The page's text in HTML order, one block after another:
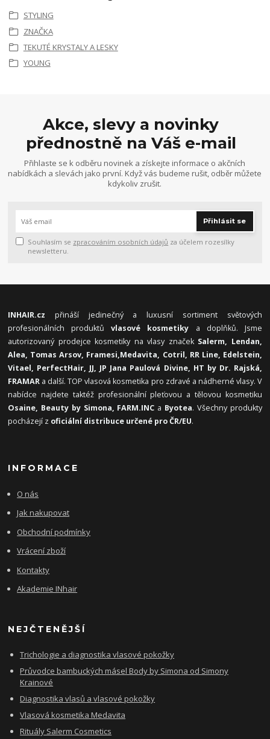
STYLING
ZNAČKA
TEKUTÉ KRYSTALY A LESKY
YOUNG
Akce, slevy a novinky
přednostně na Váš e-mail
Přihlaste se k odběru novinek a získejte informace o akčních
nabídkách a slevách jako první. Když vás budeme rušit, odběr můžete
kdykoliv zrušit.
Přihlásit se
Souhlasím se zpracováním osobních údajů za účelem rozesílky
newsletteru.
INHAIR.cz přináší jedinečný a luxusní sortiment světových
profesionálních produktůvlasové kosmetiky a doplňků. Jsme
autorizovaný prodejce kosmetiky na vlasy značek Salerm, Lendan,
Alea, Tomas Arsov, Framesi,Medavita, Cotril, RR Line, Edelstein,
Vitael, PerfectHair, JJ, JP Jana Paulová Divine, HT by Dr. Rajská,
FRAMAR a další. TOP vlasová kosmetika pro zdravé a nádherné vlasy. V
nabídce najdete taktéž profesionální pleťovou a tělovou kosmetiku
Osaine, Beauty by Simona, FARM.INC a Byotea. Všechny produkty
pocházejí z oficiální distribuce určené pro ČR/EU.
INFORMACE
O nás
Jak nakupovat
Obchodní podmínky
Vrácení zboží
Kontakty
Akademie INhair
NEJČTENĚJŠÍ
Trichologie a diagnostika vlasové pokožky
Průvodce bambuckých másel Body by Simona od Simony
Krainové
Diagnostika vlasů a vlasové pokožky
Vlasová kosmetika Medavita
Rituály Salerm Cosmetics